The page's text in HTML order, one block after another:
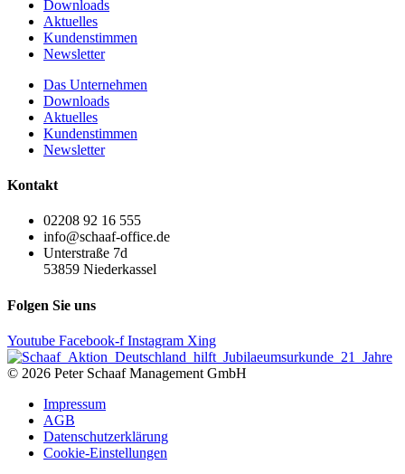
Downloads
Aktuelles
Kundenstimmen
Newsletter
Das Unternehmen
Downloads
Aktuelles
Kundenstimmen
Newsletter
Kontakt
02208 92 16 555
info@schaaf-office.de
Unterstraße 7d
53859 Niederkassel
Folgen Sie uns
Youtube Facebook-f Instagram Xing
© 2026 Peter Schaaf Management GmbH
Impressum
AGB
Datenschutzerklärung
Cookie-Einstellungen